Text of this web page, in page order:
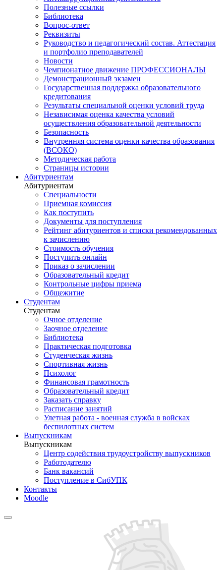
Полезные ссылки
Библиотека
Вопрос-ответ
Реквизиты
Руководство и педагогический состав. Аттестация
и портфолио преподавателей
Новости
Чемпионатное движение ПРОФЕССИОНАЛЫ
Демонстрационный экзамен
Государственная поддержка образовательного
кредитования
Результаты специальной оценки условий труда
Независимая оценка качества условий
осуществления образовательной деятельности
Безопасность
Внутренняя система оценки качества образования
(ВСОКО)
Методическая работа
Страницы истории
Абитуриентам
Абитуриентам
Специальности
Приемная комиссия
Как поступить
Документы для поступления
Рейтинг абитуриентов и списки рекомендованных
к зачислению
Стоимость обучения
Поступить онлайн
Приказ о зачислении
Образовательный кредит
Контрольные цифры приема
Общежитие
Студентам
Студентам
Очное отделение
Заочное отделение
Библиотека
Практическая подготовка
Студенческая жизнь
Спортивная жизнь
Психолог
Финансовая грамотность
Образовательный кредит
Заказать справку
Расписание занятий
Улетная работа - военная служба в войсках
беспилотных систем
Выпускникам
Выпускникам
Центр содействия трудоустройству выпускников
Работодателю
Банк вакансий
Поступление в СибУПК
Контакты
Moodle